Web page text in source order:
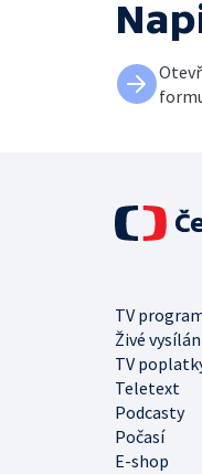
TV
Živé
TV
Teletext
Podcasty
Počasí
E-shop